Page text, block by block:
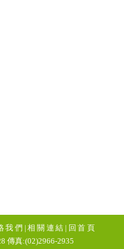
我們 |相關連結 | 回首頁
傳真:(02)2966-2935